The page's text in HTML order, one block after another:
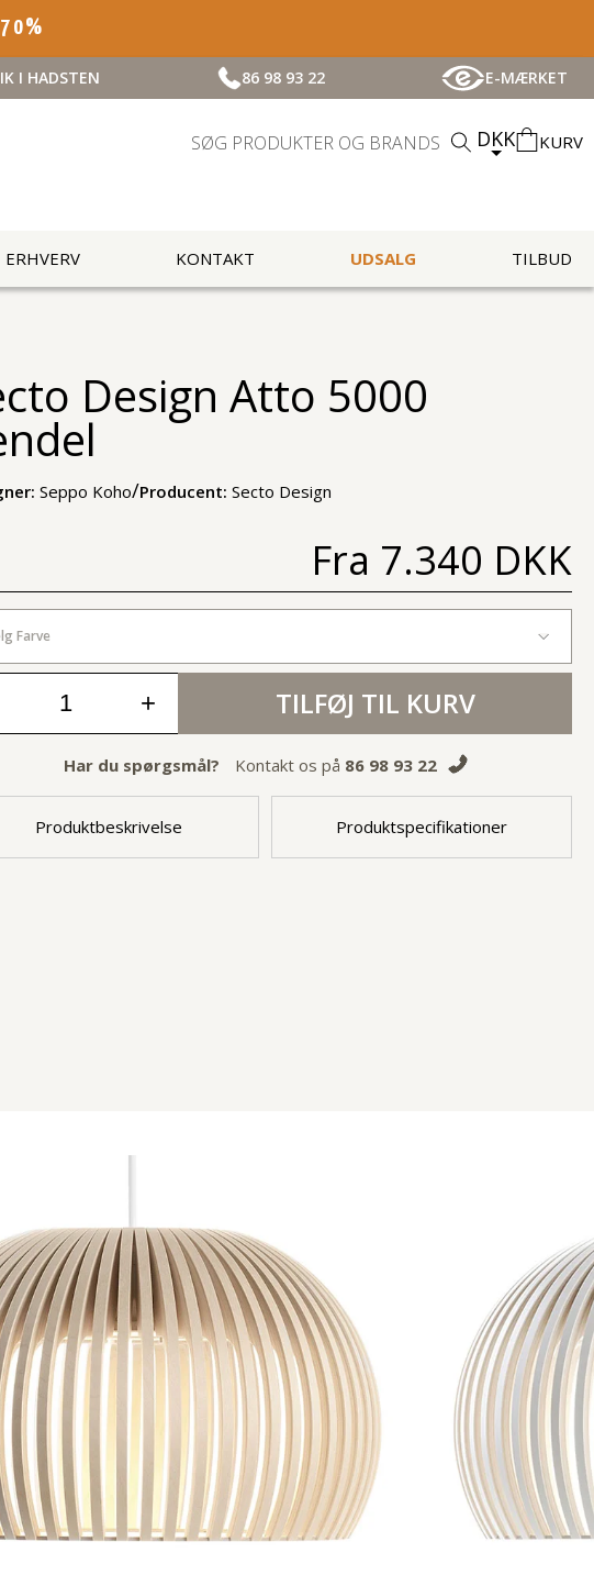
I HADSTEN 86 98 93 22 E-MÆRKET
DKK KURV
ERHVERV KONTAKT UDSALG TILBUD
Design Atto 5000
Seppo Koho/Producent:Secto Design
Fra 7.340 DKK
Farve
+ TILFØJ TIL KURV
Har du spørgsmål? Kontakt os på 86 98 93 22
Produktbeskrivelse Produktspecifikationer